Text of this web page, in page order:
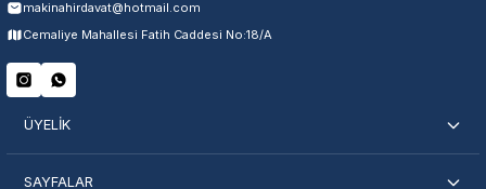
Servisi Nasıl Bulurum?
makinahirdavat@hotmail.com
Cemaliye Mahallesi Fatih Caddesi No:18/A
ÜYELİK
SAYFALAR